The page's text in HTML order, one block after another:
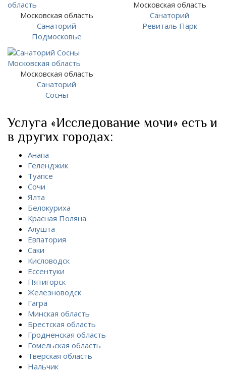
Московская область
Санаторий
Подмосковье
Московская область
Санаторий
Ревиталь Парк
Московская область
Санаторий
Сосны
Услуга «Исследование мочи» есть и
в других городах:
Анапа
Геленджик
Туапсе
Сочи
Ялта
Белокуриха
Красная Поляна
Алушта
Евпатория
Саки
Кисловодск
Ессентуки
Пятигорск
Железноводск
Гагра
Минская область
Брестская область
Гродненская область
Гомельская область
Тверская область
Нальчик